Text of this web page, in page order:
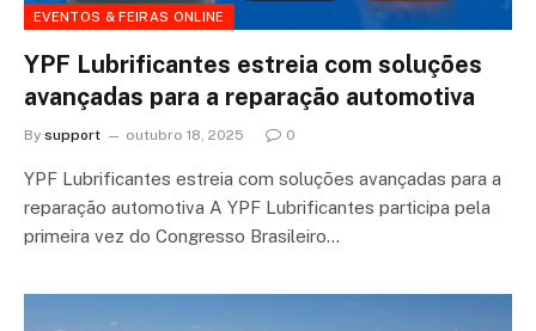
EVENTOS & FEIRAS ONLINE
YPF Lubrificantes estreia com soluções
avançadas para a reparação automotiva
By support outubro 18, 2025 0
YPF Lubrificantes estreia com soluções avançadas para a
reparação automotiva A YPF Lubrificantes participa pela
primeira vez do Congresso Brasileiro…